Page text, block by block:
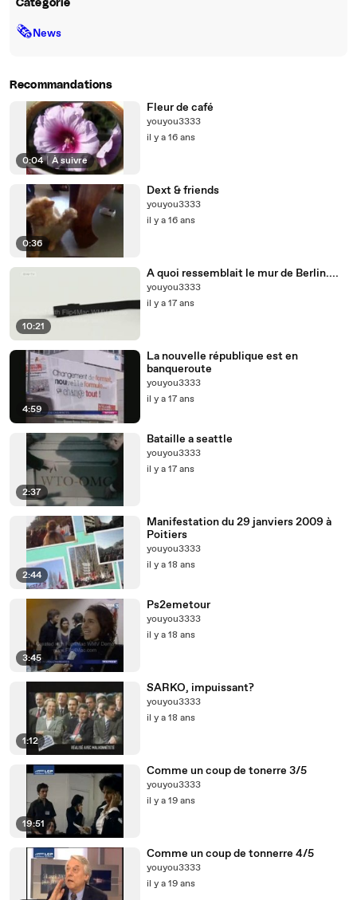
Catégorie
🗞News
Recommandations
0:04 | À suivre
Fleur de café
youyou3333
il y a 16 ans
0:36
Dext & friends
youyou3333
il y a 16 ans
10:21
A quoi ressemblait le mur de Berlin....
youyou3333
il y a 17 ans
4:59
La nouvelle république est en
banqueroute
youyou3333
il y a 17 ans
2:37
Bataille a seattle
youyou3333
il y a 17 ans
2:44
Manifestation du 29 janviers 2009 à
Poitiers
youyou3333
il y a 18 ans
3:45
Ps2emetour
youyou3333
il y a 18 ans
1:12
SARKO, impuissant?
youyou3333
il y a 18 ans
19:51
Comme un coup de tonerre 3/5
youyou3333
il y a 19 ans
Comme un coup de tonnerre 4/5
youyou3333
il y a 19 ans